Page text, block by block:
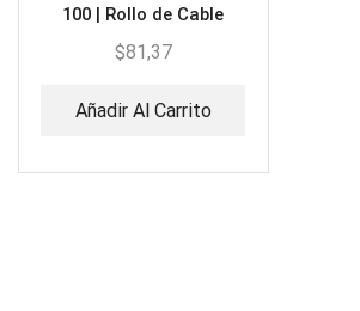
100 | Rollo de Cable
Audio 100M
$81,37
Añadir Al Carrito